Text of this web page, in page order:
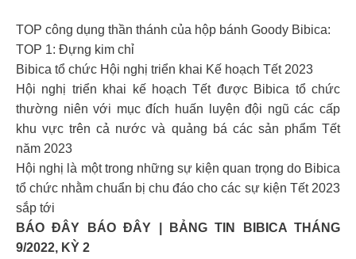
TOP công dụng thần thánh của hộp bánh Goody Bibica:
TOP 1: Đựng kim chỉ
Bibica tổ chức Hội nghị triển khai Kế hoạch Tết 2023
Hội nghị triển khai kế hoạch Tết được Bibica tổ chức
thường niên với mục đích huấn luyện đội ngũ các cấp
khu vực trên cả nước và quảng bá các sản phẩm Tết
năm 2023
Hội nghị là một trong những sự kiện quan trọng do Bibica
tổ chức nhằm chuẩn bị chu đáo cho các sự kiện Tết 2023
sắp tới
BÁO ĐÂY BÁO ĐÂY | BẢNG TIN BIBICA THÁNG
9/2022, KỲ 2